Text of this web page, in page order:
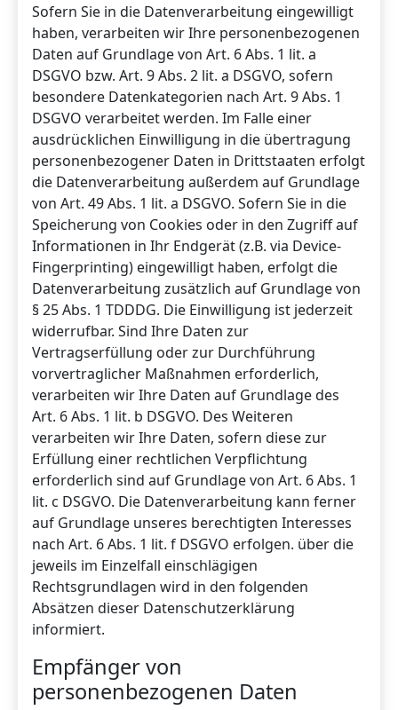
Sofern Sie in die Datenverarbeitung eingewilligt
haben, verarbeiten wir Ihre personenbezogenen
Daten auf Grundlage von Art. 6 Abs. 1 lit. a
DSGVO bzw. Art. 9 Abs. 2 lit. a DSGVO, sofern
besondere Datenkategorien nach Art. 9 Abs. 1
DSGVO verarbeitet werden. Im Falle einer
ausdrücklichen Einwilligung in die übertragung
personenbezogener Daten in Drittstaaten erfolgt
die Datenverarbeitung außerdem auf Grundlage
von Art. 49 Abs. 1 lit. a DSGVO. Sofern Sie in die
Speicherung von Cookies oder in den Zugriff auf
Informationen in Ihr Endgerät (z.B. via Device-
Fingerprinting) eingewilligt haben, erfolgt die
Datenverarbeitung zusätzlich auf Grundlage von
§ 25 Abs. 1 TDDDG. Die Einwilligung ist jederzeit
widerrufbar. Sind Ihre Daten zur
Vertragserfüllung oder zur Durchführung
vorvertraglicher Maßnahmen erforderlich,
verarbeiten wir Ihre Daten auf Grundlage des
Art. 6 Abs. 1 lit. b DSGVO. Des Weiteren
verarbeiten wir Ihre Daten, sofern diese zur
Erfüllung einer rechtlichen Verpflichtung
erforderlich sind auf Grundlage von Art. 6 Abs. 1
lit. c DSGVO. Die Datenverarbeitung kann ferner
auf Grundlage unseres berechtigten Interesses
nach Art. 6 Abs. 1 lit. f DSGVO erfolgen. über die
jeweils im Einzelfall einschlägigen
Rechtsgrundlagen wird in den folgenden
Absätzen dieser Datenschutzerklärung
informiert.
Empfänger von
personenbezogenen Daten